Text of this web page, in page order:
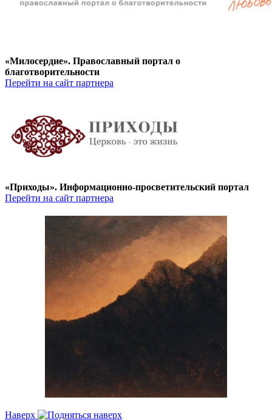
«Милосердие». Православный портал о
благотворительности
Перейти на сайт партнера
«Приходы». Информационно-просветительский портал
Перейти на сайт партнера
Наверх